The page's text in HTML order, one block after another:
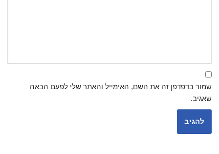
שמור בדפדפן זה את השם, האימייל והאתר שלי לפעם הבאה
שאגיב.